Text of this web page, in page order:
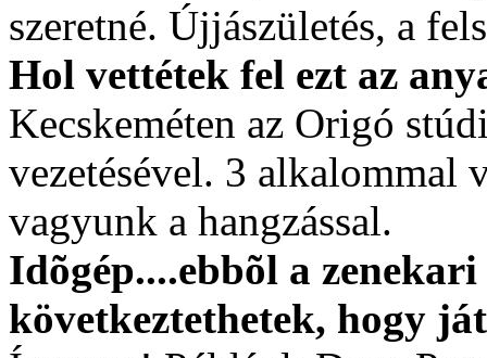
szeretné. Újjászületés, a
Hol vettétek fel ezt az
Kecskeméten az Origó
vezetésével. 3 alkalommal
vagyunk a hangzással.
Idõgép....ebbõl a
következtethetek, hogy